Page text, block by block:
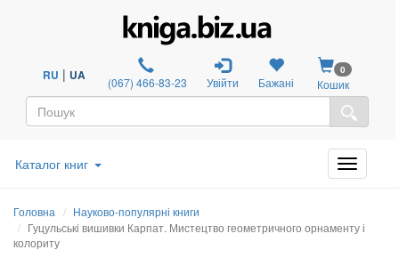
RU | UA (067) 466-83-23 Увійти Бажані
0
Кошик
Каталог книг
Головна
Науково-популярні книги
Гуцульські вишивки Карпат. Мистецтво геометричного орнаменту і
колориту